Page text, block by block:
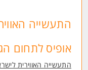
התעשייה
אופיס לתחום
התעשייה האווירית